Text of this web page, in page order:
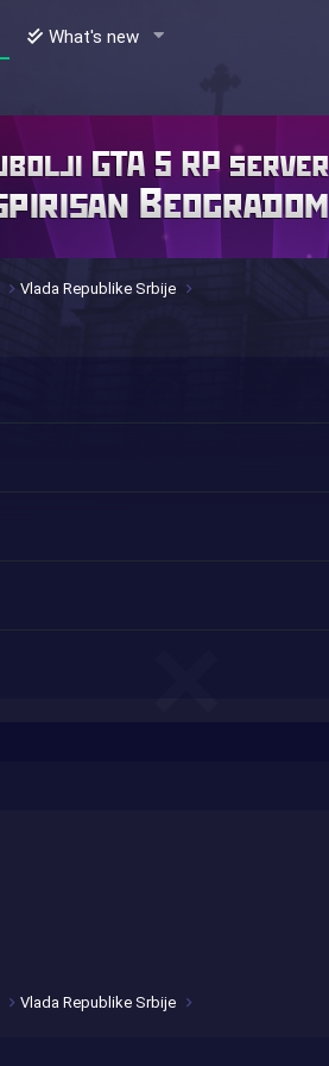
What's new
Vlada Republike Srbije
Vlada Republike Srbije